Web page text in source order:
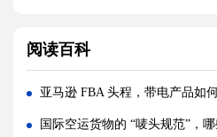
多国中转空运，过境海关查验该
多 SKU 混装托盘空运，如何装
国际空运低申报被海关预警，
阅读百科
亚马逊 FBA 头程，带电产品如
国际空运货物的 “唛头规范”，